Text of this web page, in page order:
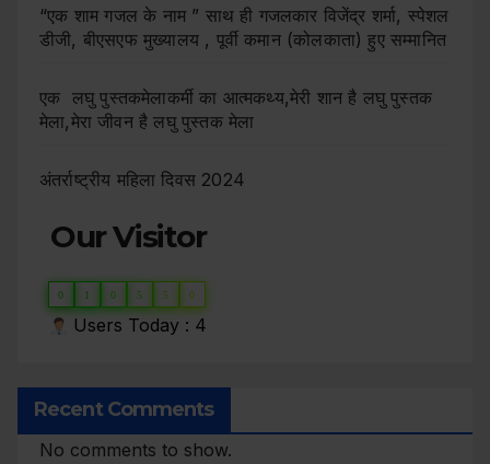
“एक शाम गजल के नाम ” साथ ही गजलकार विजेंद्र शर्मा, स्पेशल
डीजी, बीएसएफ मुख्यालय , पूर्वी कमान (कोलकाता) हुए सम्मानित
एक लघु पुस्तकमेलाकर्मी का आत्मकथ्य,मेरी शान है लघु पुस्तक
मेला,मेरा जीवन है लघु पुस्तक मेला
अंतर्राष्ट्रीय महिला दिवस 2024
Our Visitor
0 1 0 5 5 0
Users Today : 4
Recent Comments
No comments to show.